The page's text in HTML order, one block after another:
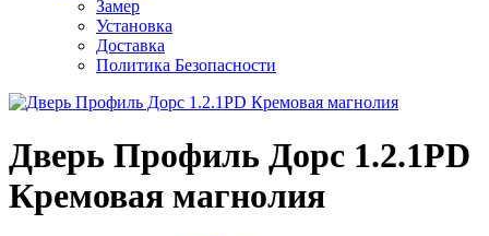
Замер
Установка
Доставка
Политика Безопасности
Дверь Профиль Дорс 1.2.1PD
Кремовая магнолия